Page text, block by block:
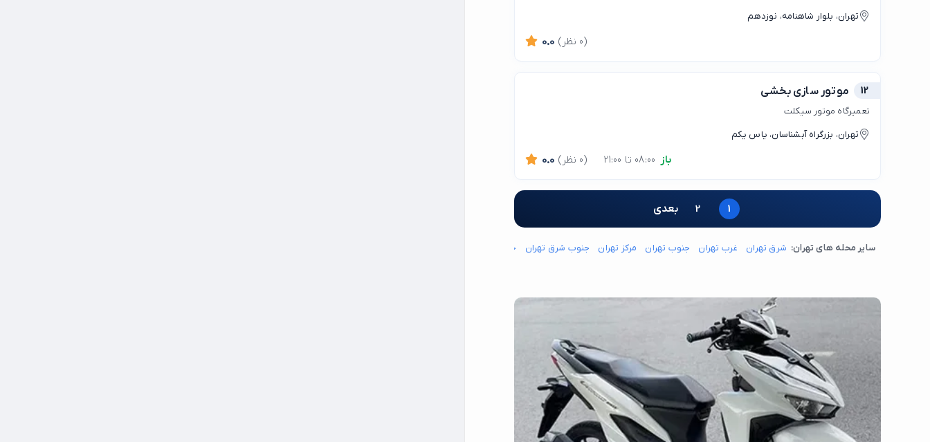
تهران، بلوار شاهنامه، نوزدهم
0.0 (0 نظر)
12 موتور سازی بخشی
تعمیرگاه موتور سیکلت
تهران، بزرگراه آبشناسان، یاس یکم
باز 0.0 (0 نظر)
1
2 بعدی
سایر محله های تهران: شرق تهران غرب تهران جنوب تهران مرکز تهران جنوب شرق تهران جنوب غرب تهران